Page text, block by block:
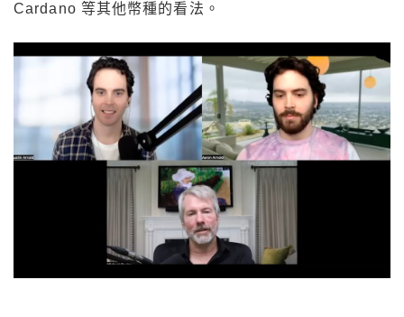
Cardano 等其他幣種的看法。